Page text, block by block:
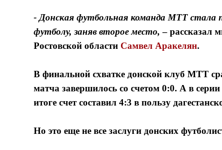
- Донская футбольная команда МТТ стала
футболу, заняв второе место,– рассказал
Ростовской области Самвел Аракелян.
В финальной схватке донской клуб МТТ
матча завершилось со счетом 0:0. А в
итоге счет составил 4:3 в пользу
Но это еще не все заслуги донских